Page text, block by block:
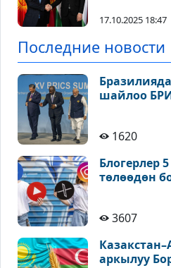
17.10.2025 18:47
Последние новости
шайлоо
1620
Блогерлер
төлөөдөн
3607
аркылуу